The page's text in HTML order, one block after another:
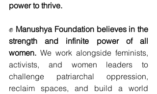
power to thrive.
✊ Manushya Foundation believes in the
strength and infinite power of all
women. We work alongside feminists,
activists, and women leaders to
challenge patriarchal oppression,
reclaim spaces, and build a world